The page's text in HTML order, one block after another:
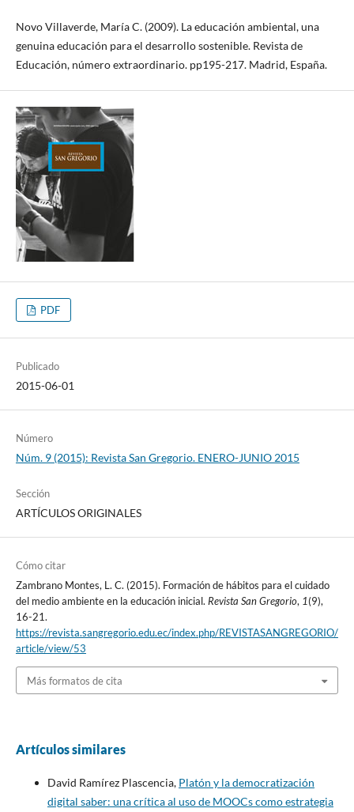
Novo Villaverde, María C. (2009). La educación ambiental, una
genuina educación para el desarrollo sostenible. Revista de
Educación, número extraordinario. pp195-217. Madrid, España.
PDF
Publicado
2015-06-01
Número
Núm. 9 (2015): Revista San Gregorio. ENERO-JUNIO 2015
Sección
ARTÍCULOS ORIGINALES
Cómo citar
Zambrano Montes, L. C. (2015). Formación de hábitos para el cuidado
del medio ambiente en la educación inicial. Revista San Gregorio, 1(9),
16-21.
https://revista.sangregorio.edu.ec/index.php/REVISTASANGREGORIO/
article/view/53
Más formatos de cita
Artículos similares
David Ramírez Plascencia, Platón y la democratización
digital saber: una crítica al uso de MOOCs como estrategia